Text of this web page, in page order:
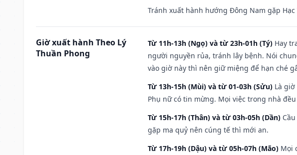
Tránh xuất hành hướng Đông Nam gặp Hạc
Giờ xuất hành Theo Lý
Thuần Phong
Từ 11h-13h (Ngọ) và từ 23h-01h (Tý) Hay
người nguyền rủa, tránh lây bệnh. Nói
vào giờ này thì nên giữ miệng để hạn ché
Từ 13h-15h (Mùi) và từ 01-03h (Sửu) Là
Phụ nữ có tin mừng. Mọi việc trong nhà
Từ 15h-17h (Thân) và từ 03h-05h (Dần)
gặp ma quỷ nên cúng tế thì mới an.
Từ 17h-19h (Dậu) và từ 05h-07h (Mão) Mọi